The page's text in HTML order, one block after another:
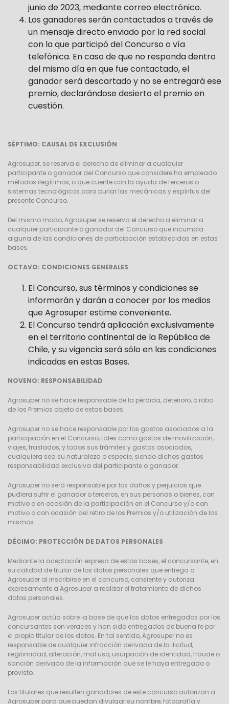
junio de 2023, mediante correo electrónico.
Los ganadores serán contactados a través de
un mensaje directo enviado por la red social
con la que participó del Concurso o vía
telefónica. En caso de que no responda dentro
del mismo día en que fue contactado, el
ganador será descartado y no se entregará ese
premio, declarándose desierto el premio en
cuestión.
SÉPTIMO: CAUSAL DE EXCLUSIÓN
Agrosuper, se reserva el derecho de eliminar a cualquier
participante o ganador del Concurso que considere ha empleado
métodos ilegítimos, o que cuente con la ayuda de terceros o
sistemas tecnológicos para burlar las mecánicas y espíritus del
presente Concurso.
Del mismo modo, Agrosuper se reserva el derecho a eliminar a
cualquier participante o ganador del Concurso que incumpla
alguna de las condiciones de participación establecidas en estas
bases.
OCTAVO: CONDICIONES GENERALES
El Concurso, sus términos y condiciones se
informarán y darán a conocer por los medios
que Agrosuper estime conveniente.
El Concurso tendrá aplicación exclusivamente
en el territorio continental de la República de
Chile, y su vigencia será sólo en las condiciones
indicadas en estas Bases.
NOVENO: RESPONSABILIDAD
Agrosuper no se hace responsable de la pérdida, deterioro, o robo
de los Premios objeto de estas bases.
Agrosuper no se hace responsable por los gastos asociados a la
participación en el Concurso, tales como gastos de movilización,
viajes, traslados, y todos sus trámites y gastos asociados,
cualquiera sea su naturaleza o especie, siendo dichos gastos
responsabilidad exclusiva del participante o ganador.
Agrosuper no será responsable por los daños y perjuicios que
pudiera sufrir el ganador o terceros, en sus personas o bienes, con
motivo o en ocasión de la participación en el Concurso y/o con
motivo o con ocasión del retiro de los Premios y/o utilización de los
mismos.
DÉCIMO: PROTECCIÓN DE DATOS PERSONALES
Mediante la aceptación expresa de estas bases, el concursante, en
su calidad de titular de los datos personales que entrega a
Agrosuper al inscribirse en el concurso, consiente y autoriza
expresamente a Agrosuper a realizar el tratamiento de dichos
datos personales.
Agrosuper actúa sobre la base de que los datos entregados por los
concursantes son veraces y han sido entregados de buena fe por
el propio titular de los datos. En tal sentido, Agrosuper no es
responsable de cualquier infracción derivada de la ilicitud,
ilegitimidad, alteración, mal uso, usurpación de identidad, fraude o
sanción derivado de la información que se le haya entregado o
provisto.
Los titulares que resulten ganadores de este concurso autorizan a
Agrosuper para que puedan divulgar su nombre, fotografía y